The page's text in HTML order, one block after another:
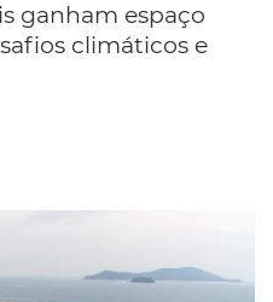
ganham espaço
climáticos e